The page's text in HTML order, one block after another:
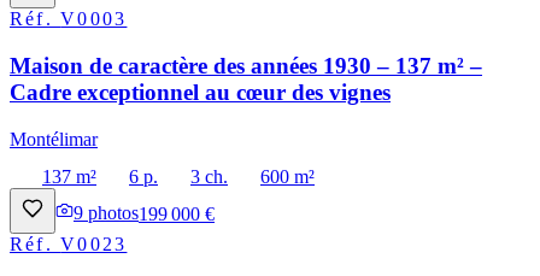
Réf.V0003
Maison de caractère des années 1930 – 137 m² –
Cadre exceptionnel au cœur des vignes
Montélimar
137 m²
6 p. 3 ch.
600 m²
9 photos199 000 €
Réf.V0023